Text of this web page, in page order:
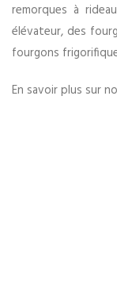
remorques à
élévateur, des
fourgons
En savoir plus sur